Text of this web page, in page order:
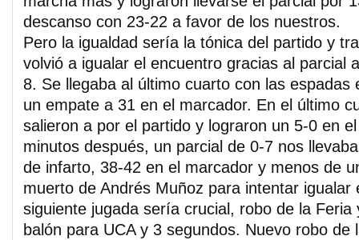
descanso con 23-22 a favor de los nuestros.
Pero la igualdad sería la tónica del partido y
volvió a igualar el encuentro gracias al parcial
8. Se llegaba al último cuarto con las espadas
un empate a 31 en el marcador. En el último
salieron a por el partido y lograron un 5-0 en
minutos después, un parcial de 0-7 nos
de infarto, 38-42 en el marcador y menos de
muerto de Andrés Muñoz para intentar igualar
siguiente jugada sería crucial, robo de la Feria
balón para UCA y 3 segundos. Nuevo robo de